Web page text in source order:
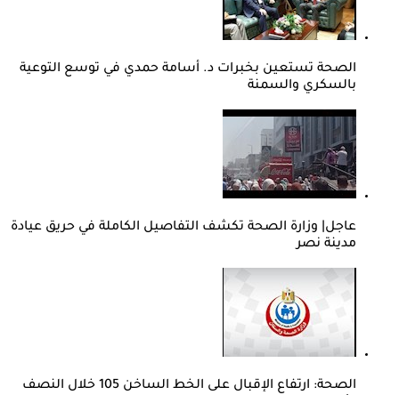
الصحة تستعين بخبرات د. أسامة حمدي في توسع التوعية
بالسكري والسمنة
عاجل| وزارة الصحة تكشف التفاصيل الكاملة في حريق عيادة
مدينة نصر
الصحة: ارتفاع الإقبال على الخط الساخن 105 خلال النصف